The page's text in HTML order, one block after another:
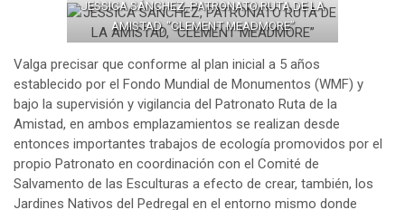
JESSICA SÁNCHEZ, PATRONATO RUTA DE LA
AMISTAD, “CLEMENT MEADMORE”
Valga precisar que conforme al plan inicial a 5 años
establecido por el Fondo Mundial de Monumentos (WMF) y
bajo la supervisión y vigilancia del Patronato Ruta de la
Amistad, en ambos emplazamientos se realizan desde
entonces importantes trabajos de ecología promovidos por el
propio Patronato en coordinación con el Comité de
Salvamento de las Esculturas a efecto de crear, también, los
Jardines Nativos del Pedregal en el entorno mismo donde